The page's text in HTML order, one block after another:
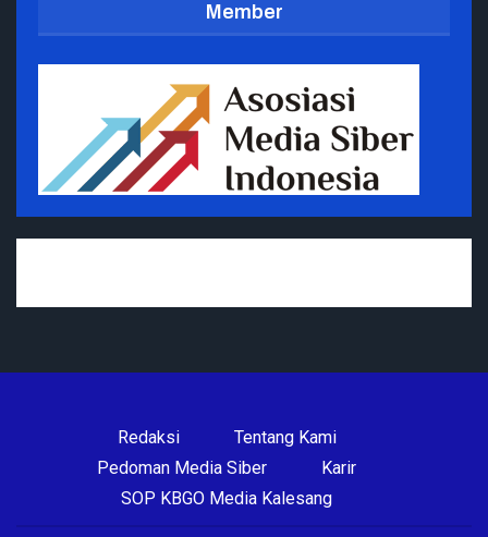
Member
Redaksi
Tentang Kami
Pedoman Media Siber
Karir
SOP KBGO Media Kalesang